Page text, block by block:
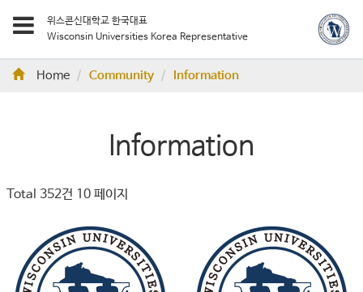
위스콘신대학교 한국대표
Wisconsin Universities Korea Representative
Home Community Information
Information
Total 352건 10 페이지